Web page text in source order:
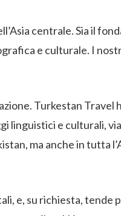
centrale. Sia il
e culturale. I
Turkestan Travel
linguistici e culturali,
ma anche in tutta
e, su richiesta, tende